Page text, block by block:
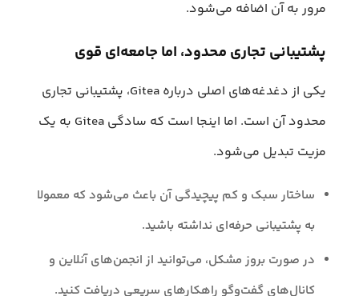
مرور به آن اضافه می‌شود.
پشتیبانی تجاری محدود، اما جامعه‌ای قوی
یکی از دغدغه‌های اصلی درباره Gitea، پشتیبانی تجاری
محدود آن است. اما اینجا است که سادگی Gitea به یک
مزیت تبدیل می‌شود.
ساختار سبک و کم پیچیدگی آن باعث می‌شود که معمولا
به پشتیبانی حرفه‌ای نداشته باشید.
در صورت بروز مشکل، می‌توانید از انجمن‌های آنلاین و
کانال‌های گفت‌وگو راهکارهای سریعی دریافت کنید.